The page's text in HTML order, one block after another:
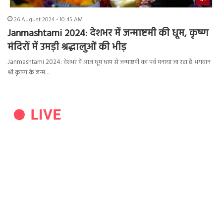
26 August 2024 - 10:45 AM
Janmashtami 2024: देशभर में जन्माष्टमी की धूम, कृष्ण
मंदिरों में उमड़ी श्रद्धालुओं की भीड़
Janmashtami 2024: देशभर में आज धूम धाम से जन्माष्टमी का पर्व मनाया जा रहा है. भगवान
श्री कृष्ण के जन्म…